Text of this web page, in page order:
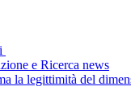
e Ricerca news
la legittimità del